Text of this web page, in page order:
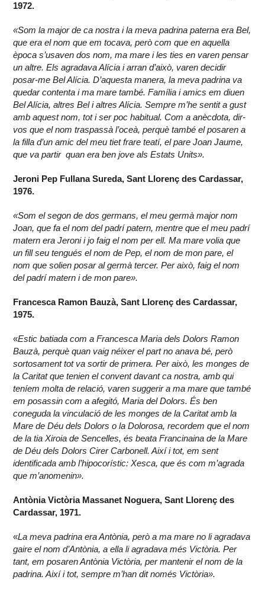
1972.
«Som la major de ca nostra i la meva padrina paterna era Bel,
que era el nom que em tocava, però com que en aquella
època s’usaven dos nom, ma mare i les ties en varen pensar
un altre. Els agradava Alícia i arran d’això, varen decidir
posar-me Bel Alícia. D’aquesta manera, la meva padrina va
quedar contenta i ma mare també. Família i amics em diuen
Bel Alícia, altres Bel i altres Alícia. Sempre m’he sentit a gust
amb aquest nom, tot i ser poc habitual. Com a anècdota, dir-
vos que el nom traspassà l’oceà, perquè també el posaren a
la filla d’un amic del meu tiet frare teatí, el pare Joan Jaume,
que va partir quan era ben jove als Estats Units».
Jeroni Pep Fullana Sureda, Sant Llorenç des Cardassar,
1976.
«Som el segon de dos germans, el meu germà major nom
Joan, que fa el nom del padrí patern, mentre que el meu padrí
matern era Jeroni i jo faig el nom per ell. Ma mare volia que
un fill seu tengués el nom de Pep, el nom de mon pare, el
nom que solien posar al germà tercer. Per això, faig el nom
del padrí matern i de mon pare».
Francesca Ramon Bauzà, Sant Llorenç des Cardassar,
1975.
«Estic batiada com a Francesca Maria dels Dolors Ramon
Bauzà, perquè quan vaig néixer el part no anava bé, però
sortosament tot va sortir de primera. Per això, les monges de
la Caritat que tenien el convent davant ca nostra, amb qui
teníem molta de relació, varen suggerir a ma mare que també
em posassin com a afegitó, Maria del Dolors. És ben
coneguda la vinculació de les monges de la Caritat amb la
Mare de Déu dels Dolors o la Dolorosa, recordem que el nom
de la tia Xiroia de Sencelles, és beata Francinaina de la Mare
de Déu dels Dolors Cirer Carbonell. Així i tot, em sent
identificada amb l’hipocorístic: Xesca, que és com m’agrada
que m’anomenin».
Antònia Victòria Massanet Noguera, Sant Llorenç des
Cardassar, 1971.
«La meva padrina era Antònia, però a ma mare no li agradava
gaire el nom d’Antònia, a ella li agradava més Victòria. Per
tant, em posaren Antònia Victòria, per mantenir el nom de la
padrina. Així i tot, sempre m’han dit només Victòria».